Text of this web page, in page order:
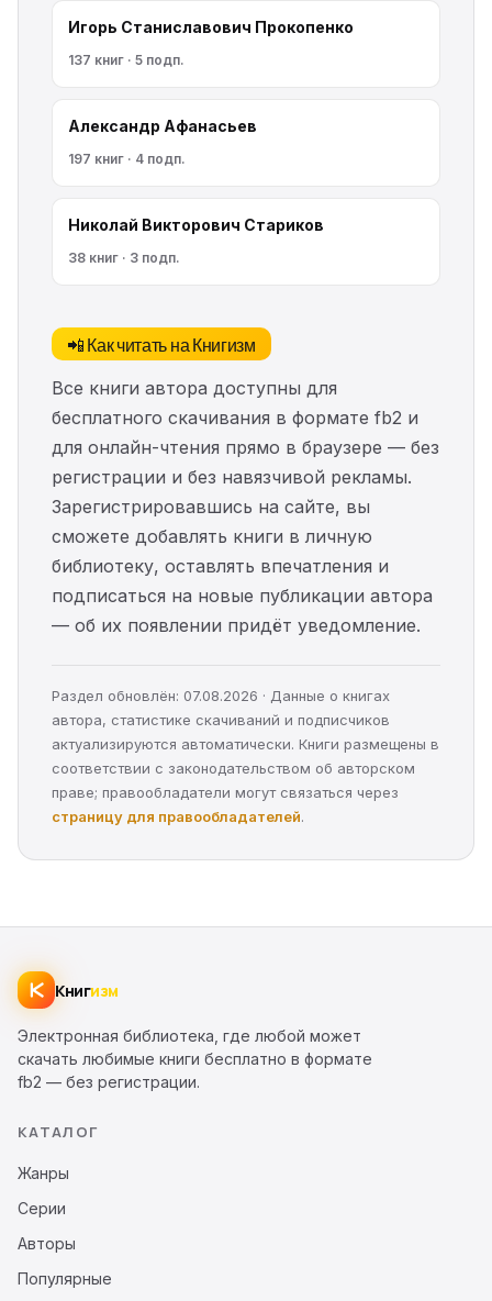
Игорь Станиславович Прокопенко
137 книг · 5 подп.
Александр Афанасьев
197 книг · 4 подп.
Николай Викторович Стариков
38 книг · 3 подп.
📲 Как читать на Книгизм
Все книги автора доступны для
бесплатного скачивания в формате fb2 и
для онлайн-чтения прямо в браузере — без
регистрации и без навязчивой рекламы.
Зарегистрировавшись на сайте, вы
сможете добавлять книги в личную
библиотеку, оставлять впечатления и
подписаться на новые публикации автора
— об их появлении придёт уведомление.
Раздел обновлён: 07.08.2026 · Данные о книгах
автора, статистике скачиваний и подписчиков
актуализируются автоматически. Книги размещены в
соответствии с законодательством об авторском
праве; правообладатели могут связаться через
страницу для правообладателей.
Книгизм
Электронная библиотека, где любой может
скачать любимые книги бесплатно в формате
fb2 — без регистрации.
КАТАЛОГ
Жанры
Серии
Авторы
Популярные